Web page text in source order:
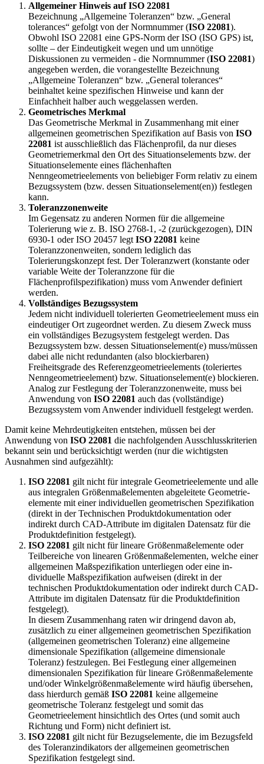
Allgemeiner Hinweis auf ISO 22081
Bezeichnung „Allgemeine Toleranzen“ bzw. „General
tolerances“ ge­folgt von der Norm­num­mer (ISO 22081).
Obwohl ISO 22081 eine GPS-Norm der ISO (ISO GPS) ist,
sollte – der Eindeutigkeit wegen und um unnötige
Diskussionen zu vermeiden - die Normnummer (ISO 22081)
angegeben werden, die vorangestellte Bezeichnung
„Allgemeine Toleranzen“ bzw. „General tolerances“
beinhaltet keine spezifischen Hinweise und kann der
Einfachheit halber auch weggelassen werden.
Geometrisches Merkmal
Das Geometrische Merkmal in Zusammenhang mit einer
allgemeinen geometrischen Spezifikation auf Basis von ISO
22081 ist ausschließlich das Flächenprofil, da nur dieses
Geometriemerkmal den Ort des Situationselements bzw. der
Situationselemente eines flächenhaften
Nenngeometrieelements von beliebiger Form relativ zu einem
Bezugssystem (bzw. dessen Situationselement(en)) festlegen
kann.
Toleranzzonenweite
Im Gegensatz zu anderen Normen für die allgemeine
Tolerierung wie z. B. ISO 2768-1, -2 (zurückgezogen), DIN
6930-1 oder ISO 20457 legt ISO 22081 keine
Toleranzzonenweiten, sondern lediglich das
Tolerierungskonzept fest. Der Toleranzwert (konstante oder
variable Weite der Toleranzzone für die
Flächenprofilspezifikation) muss vom An­wender definiert
werden.
Vollständiges Bezugssystem
Jedem nicht individuell tolerierten Geometrieelement muss ein
eindeutiger Ort zugeordnet werden. Zu diesem Zweck muss
ein vollständiges Bezugsystem festgelegt werden. Das
Bezugssystem bzw. dessen Situationselement(e) muss/müssen
dabei alle nicht redundanten (also blockierbaren)
Freiheitsgrade des Referenzgeometrieelements (toleriertes
Nenngeometrieelement) bzw. Situationselement(e) blockieren.
Analog zur Festlegung der Toleranzzonenweite, muss bei
Anwendung von ISO 22081 auch das (vollständige)
Bezugssystem vom Anwender individuell festgelegt werden.
Damit keine Mehrdeutigkeiten entstehen, müssen bei der
Anwendung von ISO 22081 die nachfolgen­den Ausschlusskriterien
bekannt sein und berücksichtigt werden (nur die wichtigsten
Ausnahmen sind aufgezählt):
ISO 22081 gilt nicht für integrale Geometrieelemente und alle
aus integralen Größen­maßelementen abgeleitete Geometrie­
elemente mit einer individuellen geometrischen Spezifi­kation
(direkt in der Technischen Produktdokumentation oder
indirekt durch CAD-Attribute im digitalen Datensatz für die
Produktde­finition festge­legt).
ISO 22081 gilt nicht für lineare Größenmaßelemente oder
Teilberei­che von linea­ren Größenma­ßelementen, welche einer
allgemei­nen Maßspe­zifikation unterliegen oder eine in­
dividuelle Maß­spezifikation aufweisen (direkt in der
technischen Produktdokumentation oder indirekt durch CAD-
Attribute im digitalen Datensatz für die Produktde­finition
festge­legt).
In diesem Zusammenhang raten wir dringend davon ab,
zusätzlich zu einer allgemeinen geometrischen Spezi­fi­katio­n
(allgemeinen geometrischen Toleranz) eine allgemeine
dimensionale Spezifikation (allgemeine dimensionale
Toleranz) festzulegen. Bei Festlegung einer allgemeinen
dimensionalen Spezifikation für lineare Größenmaßelemente
und/oder Winkelgrößenmaßelemente wird häufig übersehen,
dass hierdurch gemäß ISO 22081 keine allgemeine
geometrische Toleranz festgelegt und somit das
Geometrieelement hinsichtlich des Ortes (und somit auch
Richtung und Form) nicht definiert ist.
ISO 22081 gilt nicht für Bezugselemente, die im Bezugsfeld
des Toleran­zin­dika­tors der allgemeinen geometrischen
Spezifikati­on fest­gelegt sind.